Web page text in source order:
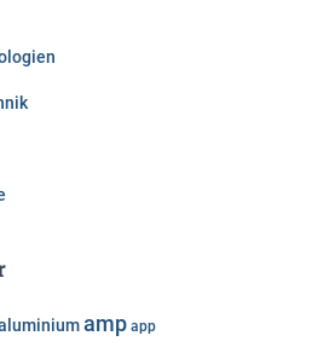
amp app